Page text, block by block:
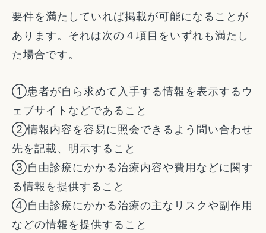
要件を満たしていれば掲載が可能になることが
あります。それは次の４項目をいずれも満たし
た場合です。
①患者が自ら求めて入手する情報を表示するウ
ェブサイトなどであること
②情報内容を容易に照会できるよう問い合わせ
先を記載、明示すること
③自由診療にかかる治療内容や費用などに関す
る情報を提供すること
④自由診療にかかる治療の主なリスクや副作用
などの情報を提供すること